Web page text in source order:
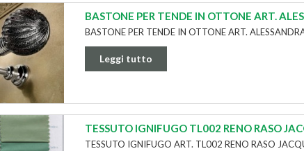
BASTONE PER TENDE IN OTTONE ART.
BASTONE PER TENDE IN OTTONE ART.
Leggi tutto
TESSUTO IGNIFUGO TL002 RENO RASO
TESSUTO IGNIFUGO ART. TL002 RENO RASO